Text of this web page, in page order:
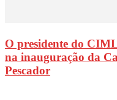
O presidente do
na inauguração da
Pescador